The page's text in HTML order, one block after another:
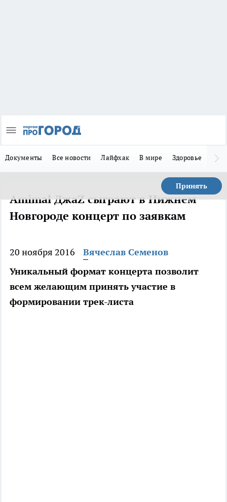
Документы Все новости Лайфхак В мире Здоровье
Принять
Amimal ДжаZ сыграют в Нижнем
Новгороде концерт по заявкам
20 ноября 2016
Вячеслав Семенов
Уникальный формат концерта позволит
всем желающим принять участие в
формировании трек-листа